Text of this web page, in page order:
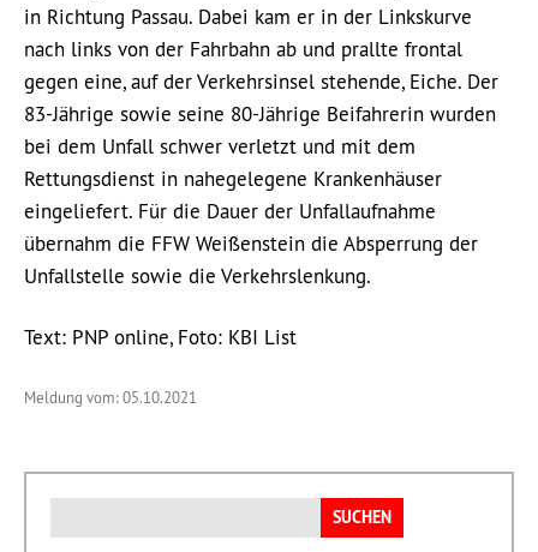
in Richtung Passau. Dabei kam er in der Linkskurve
nach links von der Fahrbahn ab und prallte frontal
gegen eine, auf der Verkehrsinsel stehende, Eiche. Der
83-Jährige sowie seine 80-Jährige Beifahrerin wurden
bei dem Unfall schwer verletzt und mit dem
Rettungsdienst in nahegelegene Krankenhäuser
eingeliefert. Für die Dauer der Unfallaufnahme
übernahm die FFW Weißenstein die Absperrung der
Unfallstelle sowie die Verkehrslenkung.
Text: PNP online, Foto: KBI List
Meldung vom: 05.10.2021
nach: